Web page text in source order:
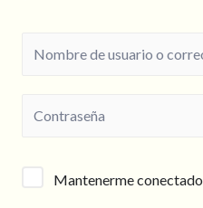
Mantenerme conectado